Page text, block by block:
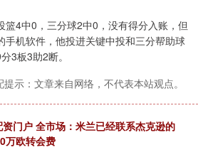
篮4中0，三分球2中0，没有得分入账，但
手机软件，他投进关键中投和三分帮助球
3板3助2断。
提示：文章来自网络，不代表本站观点。
门户 全市场：米兰已经联系杰克逊的
万欧转会费